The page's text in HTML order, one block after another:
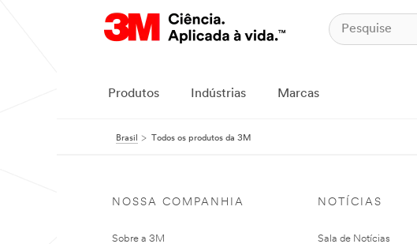
Produtos Indústrias Marcas
Brasil Todos os produtos da 3M
NOSSA COMPANHIA
Sobre a 3M
NOTÍCIAS
Sala de Notícias